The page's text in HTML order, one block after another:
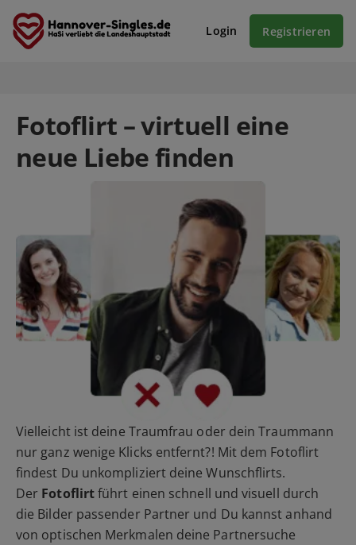
Login Registrieren
Fotoflirt – virtuell eine
neue Liebe finden
Vielleicht ist deine Traumfrau oder dein Traummann
nur ganz wenige Klicks entfernt?! Mit dem Fotoflirt
findest Du unkompliziert deine Wunschflirts.
Der Fotoflirtführt einen schnell und visuell durch
die Bilder passender Partner und Du kannst anhand
von optischen Merkmalen deine Partnersuche